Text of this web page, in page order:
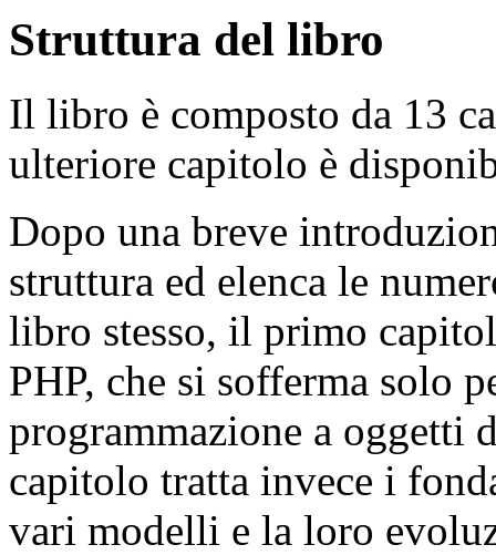
Struttura del libro
Il libro è composto da 13
ulteriore capitolo è
Dopo una breve
struttura ed elenca le
libro stesso, il primo
PHP, che si sofferma solo
programmazione a oggetti
capitolo tratta invece i
vari modelli e la loro